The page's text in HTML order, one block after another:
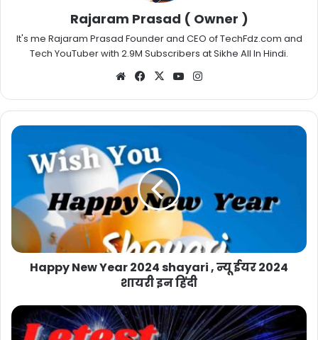
Rajaram Prasad ( Owner )
It's me Rajaram Prasad Founder and CEO of TechFdz.com and
Tech YouTuber with 2.9M Subscribers at Sikhe All In Hindi.
WebsiteFacebook
X YouTube
Happy New Year 2024 shayari , न्यू ईयर 2024
शायरी इन हिंदी